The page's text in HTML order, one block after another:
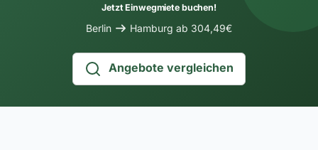
Jetzt Einwegmiete buchen!
Berlin Hamburg ab 304,49€
Angebote vergleichen